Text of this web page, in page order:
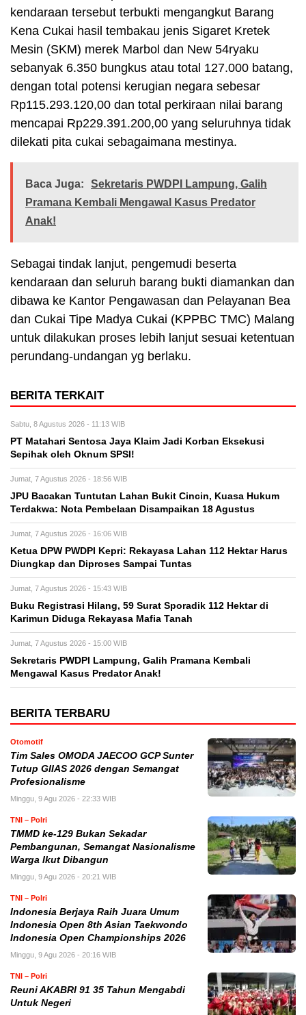
kendaraan tersebut terbukti mengangkut Barang
Kena Cukai hasil tembakau jenis Sigaret Kretek
Mesin (SKM) merek Marbol dan New 54ryaku
sebanyak 6.350 bungkus atau total 127.000 batang,
dengan total potensi kerugian negara sebesar
Rp115.293.120,00 dan total perkiraan nilai barang
mencapai Rp229.391.200,00 yang seluruhnya tidak
dilekati pita cukai sebagaimana mestinya.
Baca Juga:
Sekretaris PWDPI Lampung, Galih
Pramana Kembali Mengawal Kasus Predator
Anak!
Sebagai tindak lanjut, pengemudi beserta
kendaraan dan seluruh barang bukti diamankan dan
dibawa ke Kantor Pengawasan dan Pelayanan Bea
dan Cukai Tipe Madya Cukai (KPPBC TMC) Malang
untuk dilakukan proses lebih lanjut sesuai ketentuan
perundang-undangan yg berlaku.
BERITA TERKAIT
Sabtu, 8 Agustus 2026 - 11:13 WIB
PT Matahari Sentosa Jaya Klaim Jadi Korban Eksekusi
Sepihak oleh Oknum SPSI!
Jumat, 7 Agustus 2026 - 18:56 WIB
JPU Bacakan Tuntutan Lahan Bukit Cincin, Kuasa Hukum
Terdakwa: Nota Pembelaan Disampaikan 18 Agustus
Jumat, 7 Agustus 2026 - 16:06 WIB
Ketua DPW PWDPI Kepri: Rekayasa Lahan 112 Hektar Harus
Diungkap dan Diproses Sampai Tuntas
Jumat, 7 Agustus 2026 - 15:43 WIB
Buku Registrasi Hilang, 59 Surat Sporadik 112 Hektar di
Karimun Diduga Rekayasa Mafia Tanah
Jumat, 7 Agustus 2026 - 15:00 WIB
Sekretaris PWDPI Lampung, Galih Pramana Kembali
Mengawal Kasus Predator Anak!
BERITA TERBARU
Otomotif
Tim Sales OMODA JAECOO GCP Sunter
Tutup GIIAS 2026 dengan Semangat
Profesionalisme
Minggu, 9 Agu 2026 - 22:33 WIB
TNI – Polri
TMMD ke-129 Bukan Sekadar
Pembangunan, Semangat Nasionalisme
Warga Ikut Dibangun
Minggu, 9 Agu 2026 - 20:21 WIB
TNI – Polri
Indonesia Berjaya Raih Juara Umum
Indonesia Open 8th Asian Taekwondo
Indonesia Open Championships 2026
Minggu, 9 Agu 2026 - 20:16 WIB
TNI – Polri
Reuni AKABRI 91 35 Tahun Mengabdi
Untuk Negeri